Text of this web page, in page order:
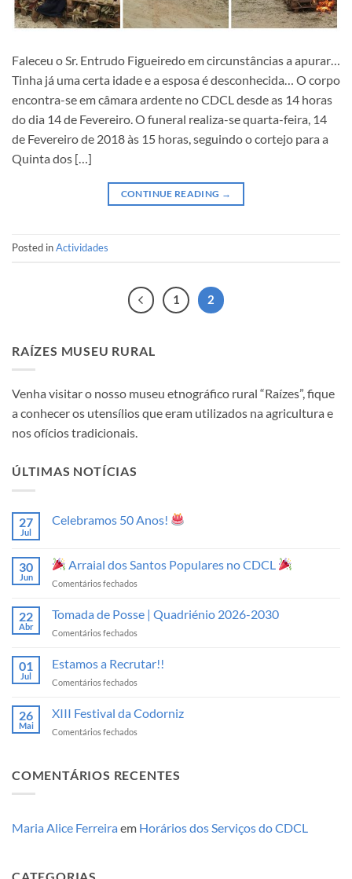
Faleceu o Sr. Entrudo Figueiredo em circunstâncias a apurar…
Tinha já uma certa idade e a esposa é desconhecida… O corpo
encontra-se em câmara ardente no CDCL desde as 14 horas
do dia 14 de Fevereiro. O funeral realiza-se quarta-feira, 14
de Fevereiro de 2018 às 15 horas, seguindo o cortejo para a
Quinta dos […]
CONTINUE READING →
Posted inActividades
1 2
RAÍZES MUSEU RURAL
Venha visitar o nosso museu etnográfico rural “Raízes”, fique
a conhecer os utensílios que eram utilizados na agricultura e
nos ofícios tradicionais.
ÚLTIMAS NOTÍCIAS
27
Jul
Celebramos 50 Anos!
em
Celebramos
Anos!
30
Jun
Arraial dos Santos Populares no CDCL
Comentários fechados
Arraial
dos
Santos
no
22
Abr
Tomada de Posse | Quadriénio 2026-2030
Comentários fechados
de
Posse
|
2026-
01
Jul
Estamos a Recrutar!!
Comentários fechados
a
Recrutar!!
26
Mai
XIII Festival da Codorniz
Comentários fechados
da
COMENTÁRIOS RECENTES
Maria Alice Ferreiraem Horários dos Serviços do CDCL